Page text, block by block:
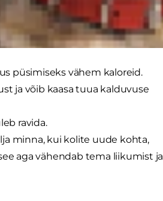
maiused, on veel teisi
püsimiseks vähem kaloreid.
ja võib kaasa tuua kalduvuse
ravida.
minna, kui kolite uude kohta,
aga vähendab tema liikumist ja